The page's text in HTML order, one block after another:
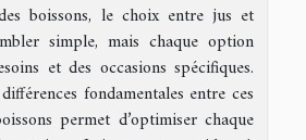
boissons, le choix entre jus et
simple, mais chaque option
et des occasions spécifiques.
fondamentales entre ces
permet d’optimiser chaque